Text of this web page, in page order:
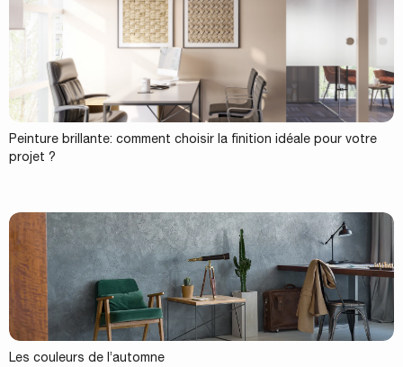
Peinture brillante: comment choisir la finition idéale pour votre
projet ?
Les couleurs de l’automne